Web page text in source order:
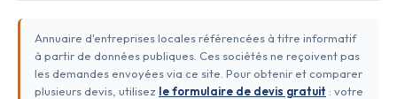
Annuaire d'entreprises locales référencées à titre informatif
à partir de données publiques. Ces sociétés ne reçoivent pas
les demandes envoyées via ce site. Pour obtenir et comparer
plusieurs devis, utilisez le formulaire de devis gratuit : votre